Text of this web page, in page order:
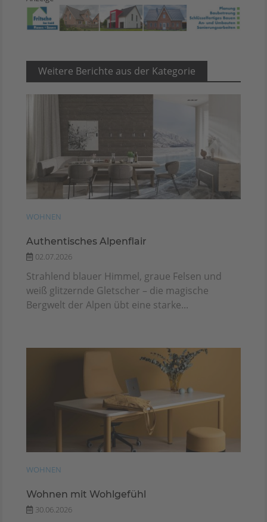
Weitere Berichte aus der Kategorie
WOHNEN
Authentisches Alpenflair
02.07.2026
Strahlend blauer Himmel, graue Felsen und
weiß glitzernde Gletscher – die magische
Bergwelt der Alpen übt eine starke...
WOHNEN
Wohnen mit Wohlgefühl
30.06.2026